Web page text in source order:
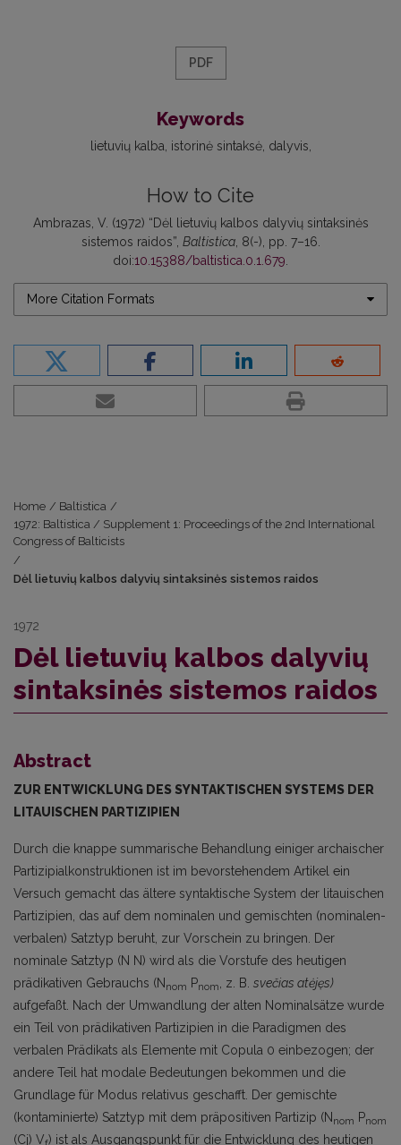
PDF
Keywords
lietuvių kalba istorinė sintaksė dalyvis
How to Cite
Ambrazas, V. (1972) “Dėl lietuvių kalbos dalyvių sintaksinės
sistemos raidos”, Baltistica, 8(-), pp. 7–16.
doi:10.15388/baltistica.0.1.679
More Citation Formats
Home / Baltistica /
1972: Baltistica / Supplement 1: Proceedings of the 2nd International
Congress of Balticists
/
Dėl lietuvių kalbos dalyvių sintaksinės sistemos raidos
1972
Dėl lietuvių kalbos dalyvių
sintaksinės sistemos raidos
Abstract
ZUR ENTWICKLUNG DES SYNTAKTISCHEN SYSTEMS DER
LITAUISCHEN PARTIZIPIEN
Durch die knappe summarische Behandlung einiger archaischer
Partizipialkonstruktionen ist im bevorstehendem Artikel ein
Versuch gemacht das ältere syntaktische System der litauischen
Partizipien, das auf dem nominalen und gemischten (nominalen-
verbalen) Satztyp beruht, zur Vorschein zu bringen. Der
nominale Satztyp (N N) wird als die Vorstufe des heutigen
prädikati­ven Gebrauchs (N nom Pnom , z. B. svečias atėjęs)
aufgefaßt. Nach der Umwandlung der alten Nomi­nalsätze wurde
ein Teil von prädikativen Partizipien in die Paradigmen des
verbalen Prädikats als Elemente mit Copula 0 einbezogen; der
andere Teil hat modale Bedeutungen bekommen und die
Grundlage für Modus relativus geschafft. Der gemischte
(kontaminierte) Satztyp mit dem prä­positiven Partizip (N nom Pnom
(Cj) Vf) ist als Ausgangspunkt für die Entwicklung des heutigen